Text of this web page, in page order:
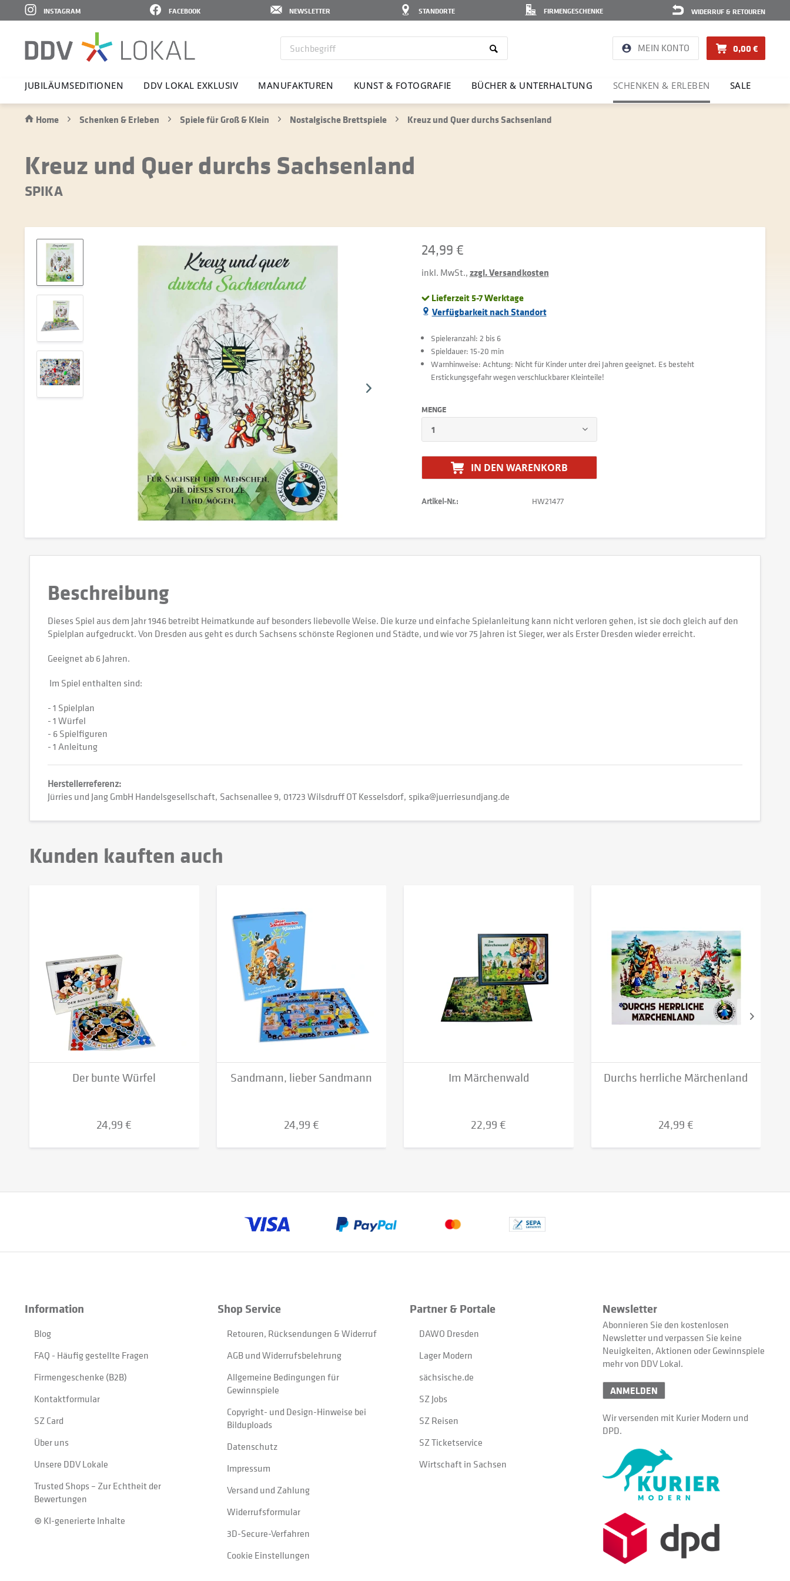
WIDERRUF & RETOUREN
FIRMENGESCHENKE
STANDORTE
NEWSLETTER
FACEBOOK
INSTAGRAM
MEIN KONTO 0,00 €
JUBI­LÄ­UMS­E­DI­TIONEN DDV LOKAL EXKLUSIV MANU­FAK­TUREN KUNST & FOTO­GRAFIE BÜCHER & UNTER­HAL­TUNG SCHENKEN & ERLEBEN SALE
Home Schenken & Erleben Spiele für Groß & Klein Nostalgische Brettspiele Kreuz und Quer durchs Sachsenland
Kreuz und Quer durchs Sachsenland
SPIKA
24,99 €
inkl. MwSt.,zzgl. Versandkosten
Lieferzeit 5-7 Werktage
Verfügbarkeit nach Standort
Spieleranzahl: 2 bis 6
Spieldauer: 15-20 min
Warnhinweise: Achtung: Nicht für Kinder unter drei Jahren geeignet. Es besteht
Erstickungsgefahr wegen verschluckbarer Kleinteile!
MENGE
IN DEN WARENKORB
Artikel-Nr.: HW21477
Beschreibung
Dieses Spiel aus dem Jahr 1946 betreibt Heimatkunde auf besonders liebevolle Weise. Die kurze und einfache Spielanleitung kann nicht verloren gehen, ist sie doch gleich auf den
Spielplan aufgedruckt. Von Dresden aus geht es durch Sachsens schönste Regionen und Städte, und wie vor 75 Jahren ist Sieger, wer als Erster Dresden wieder erreicht.
Geeignet ab 6 Jahren.
Im Spiel enthalten sind:
- 1 Spielplan
- 1 Würfel
- 6 Spielfiguren
- 1 Anleitung
Herstellerreferenz:
Jürries und Jang GmbH Handelsgesellschaft Sachsenallee 9 01723 Wilsdruff OT Kesselsdorf spika@juerriesundjang.de
Kunden kauften auch
Der bunte Würfel
24,99 €
Sandmann, lieber Sandmann
24,99 €
Im Märchenwald
22,99 €
Durchs herrliche Märchenland
24,99 €
Information
Blog
FAQ - Häufig gestellte Fragen
Firmengeschenke (B2B)
Kontaktformular
SZ Card
Über uns
Unsere DDV Lokale
Trusted Shops – Zur Echtheit der
Bewertungen
⊛ KI-generierte Inhalte
Shop Service
Retouren, Rücksendungen & Widerruf
AGB und Widerrufsbelehrung
Allgemeine Bedingungen für
Gewinnspiele
Copyright- und Design-Hinweise bei
Bilduploads
Datenschutz
Impressum
Versand und Zahlung
Widerrufsformular
3D-Secure-Verfahren
Cookie Einstellungen
Partner & Portale
DAWO Dresden
Lager Modern
sächsische.de
SZ Jobs
SZ Reisen
SZ Ticketservice
Wirtschaft in Sachsen
Newsletter
Abonnieren Sie den kostenlosen
Newsletter und verpassen Sie keine
Neuigkeiten, Aktionen oder Gewinnspiele
mehr von DDV Lokal.
ANMELDEN
Wir versenden mit Kurier Modern und
DPD.